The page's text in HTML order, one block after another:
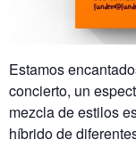
Estamos
concierto, un
mezcla de estilos
híbrido de